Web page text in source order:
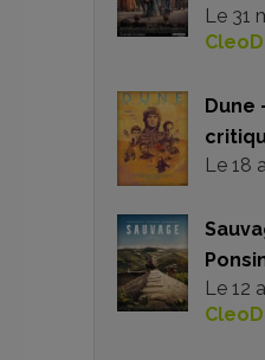
Le 31
Dune
Le 18
Le 12